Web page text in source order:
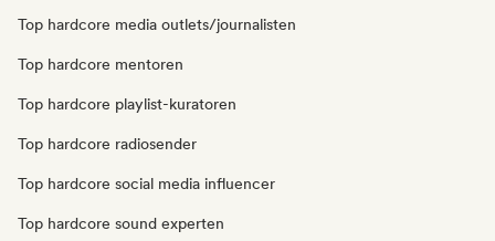
Top hardcore media outlets/journalisten
Top hardcore mentoren
Top hardcore playlist-kuratoren
Top hardcore radiosender
Top hardcore social media influencer
Top hardcore sound experten